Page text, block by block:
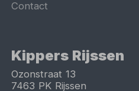
Contact
Kippers Rijssen
Ozonstraat 13
7463 PK Rijssen